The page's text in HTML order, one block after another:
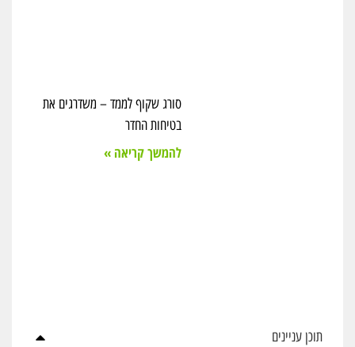
סורג שקוף לממד – משדרגים את
בטיחות החדר
להמשך קריאה »
תוכן עניינים